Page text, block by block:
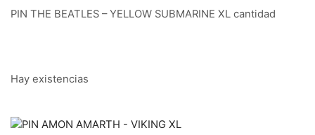
PIN THE BEATLES – YELLOW SUBMARINE XL cantidad
Hay existencias